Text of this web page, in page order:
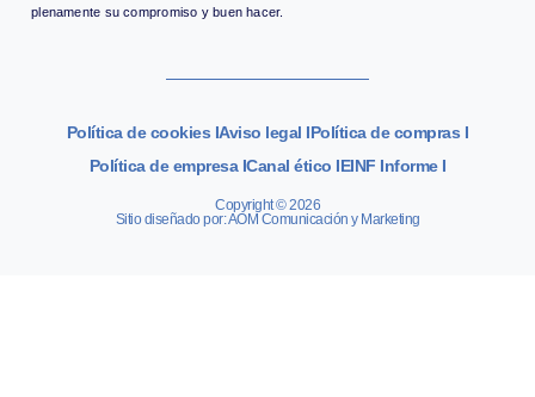
plenamente su compromiso y buen hacer.
Política de cookies IAviso legal IPolítica de compras I
Política de empresa ICanal ético IEINF Informe I
Copyright © 2026
Sitio diseñado por: AOM Comunicación y Marketing